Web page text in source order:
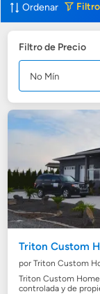
Ordenar
Filtro de Precio
Triton Custom
por Triton Custom
Triton Custom
controlada y de